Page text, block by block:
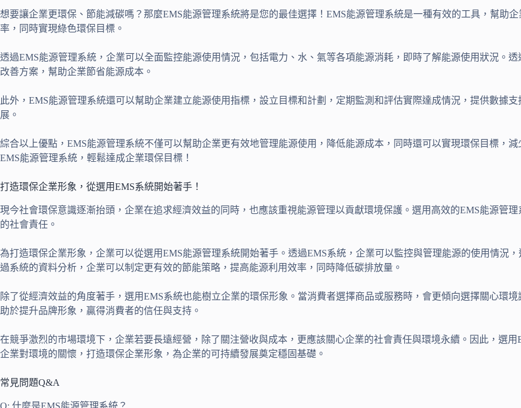
想要讓企業更環保、節能減碳嗎？那麼EMS能源管理系統將是您的最佳選擇！EMS能源管理系統是一種有效的工具，幫助
率，同時實現綠色環保目標。
透過EMS能源管理系統，企業可以全面監控能源使用情況，包括電力、水、氣等各項能源消耗，即時了解能源使用狀況。
改善方案，幫助企業節省能源成本。
此外，EMS能源管理系統還可以幫助企業建立能源使用指標，設立目標和計劃，定期監測和評估實際達成情況，提供數據
展。
綜合以上優點，EMS能源管理系統不僅可以幫助企業更有效地管理能源使用，降低能源成本，同時還可以實現環保目標，
EMS能源管理系統，輕鬆達成企業環保目標！
打造環保企業形象，從選用EMS系統開始著手！
現今社會環保意識逐漸抬頭，企業在追求經濟效益的同時，也應該重視能源管理以貢獻環境保護。選用高效的EMS能源管
的社會責任。
為打造環保企業形象，企業可以從選用EMS能源管理系統開始著手。透過EMS系統，企業可以監控與管理能源的使用情況
過系統的資料分析，企業可以制定更有效的節能策略，提高能源利用效率，同時降低碳排放量。
除了從經濟效益的角度著手，選用EMS系統也能樹立企業的環保形象。當消費者選擇商品或服務時，會更傾向選擇關心環
助於提升品牌形象，贏得消費者的信任與支持。
在競爭激烈的市場環境下，企業若要長遠經營，除了關注營收與成本，更應該關心企業的社會責任與環境永續。因此，選
企業對環境的關懷，打造環保企業形象，為企業的可持續發展奠定穩固基礎。
常見問題Q&A
Q: 什麼是EMS能源管理系統？